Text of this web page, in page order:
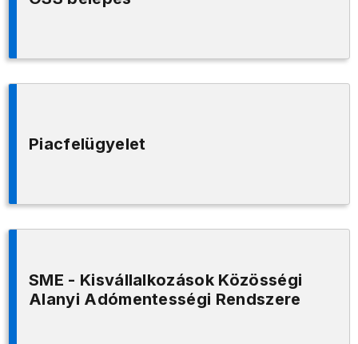
Piacfelügyelet
SME - Kisvállalkozások Közösségi
Alanyi Adómentességi Rendszere